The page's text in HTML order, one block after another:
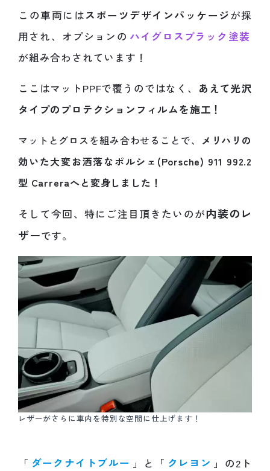
この車両にはスポーツデザインパッケージが採
用され、オプションの ハイグロスブラック塗装
が組み合わされています！
ここはマットPPFで覆うのではなく、 あえて光沢
タイプのプロテクションフィルムを施工！
マットとグロスを組み合わせることで、 メリハリの
効いた大変お洒落なポルシェ(Porsche) 911 992.2
型 Carreraへと変身しました！
そして今回、特にご注目頂きたいのが内装のレ
ザーです。
レザーがさらに車内を特別な空間に仕上げます！
「 ダークナイトブルー 」と「 クレヨン 」の2ト